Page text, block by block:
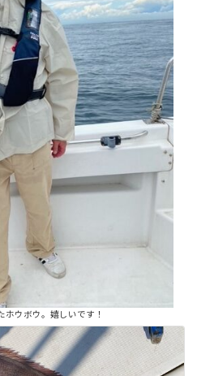
ホウボウ。嬉しいです！